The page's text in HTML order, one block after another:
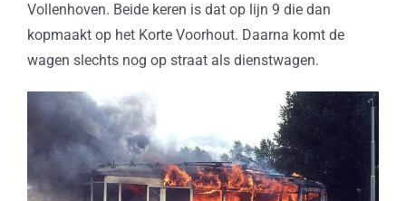
Vollenhoven. Beide keren is dat op lijn 9 die dan
kopmaakt op het Korte Voorhout. Daarna komt de
wagen slechts nog op straat als dienstwagen.